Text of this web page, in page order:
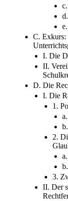
C. Exkurs:
I. Die
II.
D. Die
I. Die
1.
2.
3.
II. Der